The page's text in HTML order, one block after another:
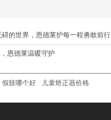
的世界，恩德莱护每一程勇敢前行
恩德莱温暖守护
假肢哪个好 儿童矫正器价格